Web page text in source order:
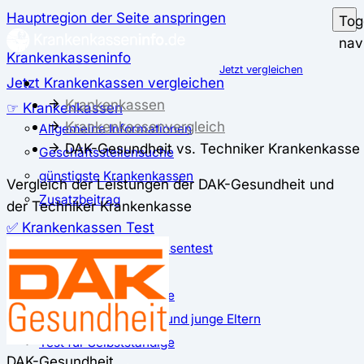
Hauptregion der Seite anspringen
Krankenkasseninfo
Jetzt Krankenkassen vergleichen
☞ Krankenkassen
Allgemeine Informationen
Geschäftsstellensuche
günstigste Krankenkassen
Zusatzbeitrag
✅ Krankenkassen Test
Der große Krankenkassentest
Test für Studierende
Test für Auszubildende
Test für Schwangere und junge Eltern
Test für Selbstständige
Jetzt vergleichen
Krankenkassen
Krankenkassenvergleich
DAK-Gesundheit vs. Techniker Krankenkasse
Vergleich der Leistungen der DAK-Gesundheit und
der Techniker Krankenkasse